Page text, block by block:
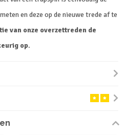
en deze op de nieuwe trede af te
van onze overzettreden de
op.